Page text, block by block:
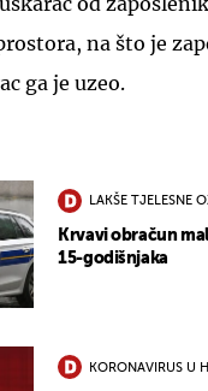
na što je
ga je uzeo.
LAKŠE TJELESNE
Krvavi obračun
15-godišnjaka
KORONAVIRUS U